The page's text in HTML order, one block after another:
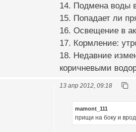
14. Подмена воды
15. Попадает ли
16. Освещение в
17. Кормление:
18. Недавние
коричневыми
13 апр 2012, 09:18
mamont_111
прищи на боку и